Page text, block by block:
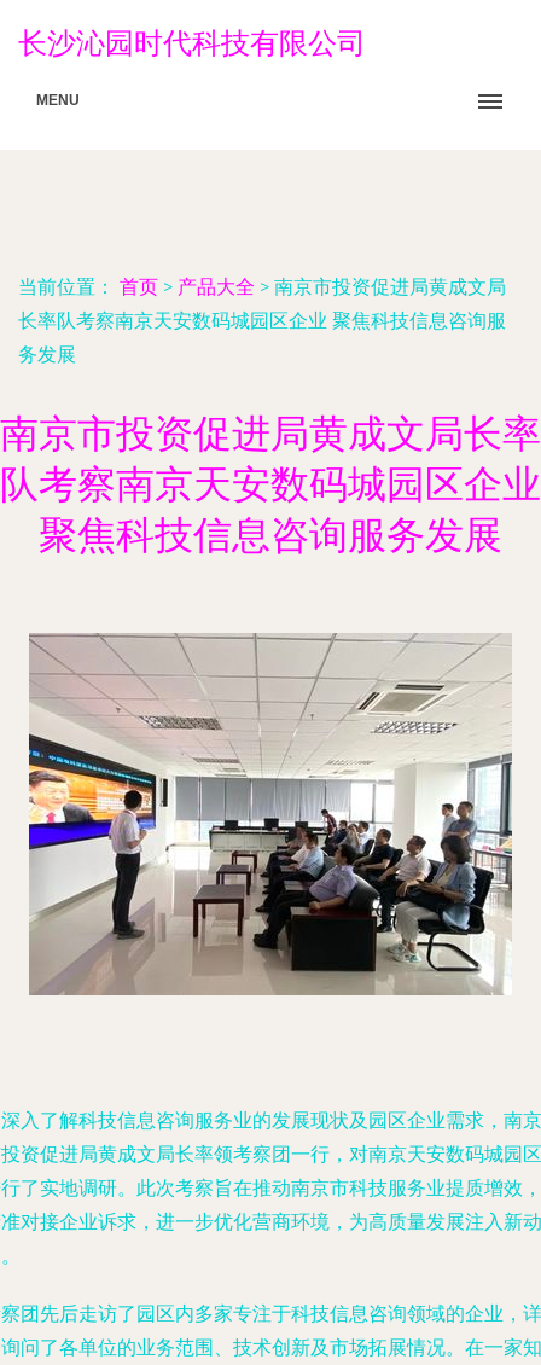
长沙沁园时代科技有限公司
MENU
当前位置： 首页 > 产品大全 > 南京市投资促进局黄成文局
长率队考察南京天安数码城园区企业 聚焦科技信息咨询服
务发展
南京市投资促进局黄成文局长率
队考察南京天安数码城园区企业
聚焦科技信息咨询服务发展
入了解科技信息咨询服务业的发展现状及园区企业需求，南京
资促进局黄成文局长率领考察团一行，对南京天安数码城园区
了实地调研。此次考察旨在推动南京市科技服务业提质增效，
对接企业诉求，进一步优化营商环境，为高质量发展注入新动
团先后走访了园区内多家专注于科技信息咨询领域的企业，详
问了各单位的业务范围、技术创新及市场拓展情况。在一家知